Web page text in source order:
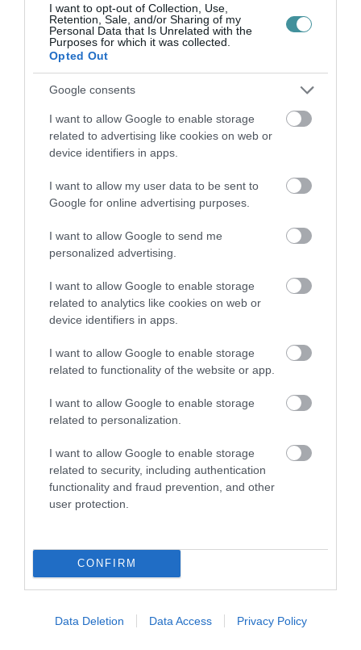
I want to opt-out of Collection, Use,
Retention, Sale, and/or Sharing of my
Personal Data that Is Unrelated with the
Purposes for which it was collected.
Opted Out
Google consents
I want to allow Google to enable storage
related to advertising like cookies on web or
device identifiers in apps.
I want to allow my user data to be sent to
Google for online advertising purposes.
I want to allow Google to send me
personalized advertising.
I want to allow Google to enable storage
related to analytics like cookies on web or
device identifiers in apps.
I want to allow Google to enable storage
related to functionality of the website or app.
I want to allow Google to enable storage
related to personalization.
I want to allow Google to enable storage
related to security, including authentication
functionality and fraud prevention, and other
user protection.
CONFIRM
Data Deletion Data Access Privacy Policy
HOLTAN SZÁLLÍTOTTÁK HAZA A 80 ÉVES
ASSZONYT A HATVANI KÓR...
2026. augusztus 06|
GÁRDONYI MESEKERT VÁRJA A
CSALÁDOKAT – HÁROM NAPON ÁT ING...
SZÉLERŐMŰVI PÁLYÁZATOKAT, M...
2026. augusztus 06|Mindenki ügye
DÉDESTAPOLCSÁNYNÁL, KILENCÓRÁS
KÜZDELE...
2026. augusztus 05